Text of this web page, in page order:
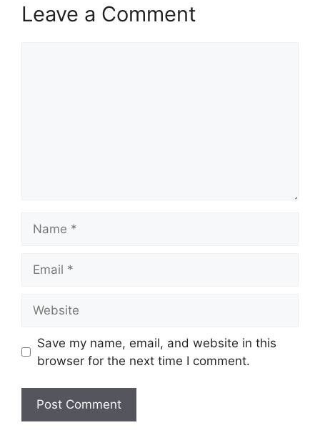
Leave a Comment
Save my name, email, and website in this
browser for the next time I comment.